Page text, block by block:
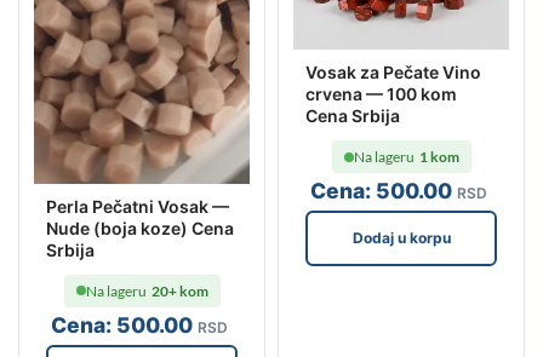
Perla Pečatni Vosak —
Nude (boja koze) Cena
Srbija
Cena: 500.00 RSD
Na lageru 20+ kom
Vosak za Pečate Vino
crvena — 100 kom
Cena Srbija
Cena: 500.00 RSD
Na lageru 1 kom
Dodaj u korpu